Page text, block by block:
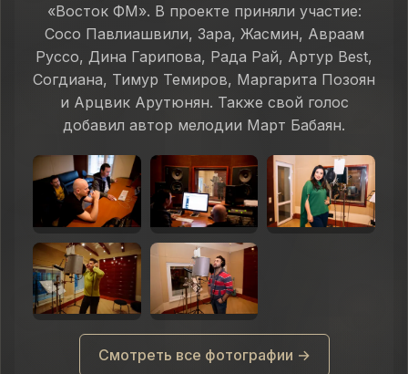
«Восток ФМ». В проекте приняли участие:
Сосо Павлиашвили, Зара, Жасмин, Авраам
Руссо, Дина Гарипова, Рада Рай, Артур Best,
Согдиана, Тимур Темиров, Маргарита Позоян
и Арцвик Арутюнян. Также свой голос
добавил автор мелодии Март Бабаян.
Смотреть все фотографии →